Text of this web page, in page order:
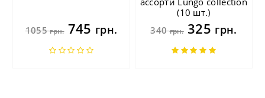
1055грн.745 грн.
(10 шт.)
340грн.325 грн.